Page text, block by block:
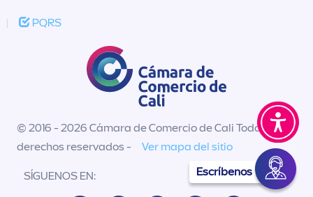
Escríbenos
| PQRS
© 2016 - 2026 Cámara de Comercio de Cali Todos los
derechos reservados -
Ver mapa del sitio
SÍGUENOS EN: